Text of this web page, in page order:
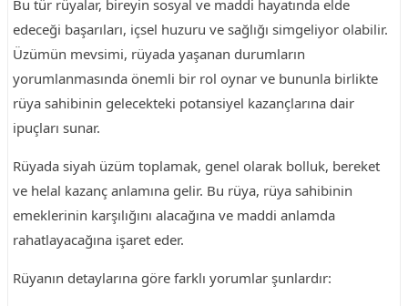
Bu tür rüyalar, bireyin sosyal ve maddi hayatında elde
edeceği başarıları, içsel huzuru ve sağlığı simgeliyor olabilir.
Üzümün mevsimi, rüyada yaşanan durumların
yorumlanmasında önemli bir rol oynar ve bununla birlikte
rüya sahibinin gelecekteki potansiyel kazançlarına dair
ipuçları sunar.
Rüyada siyah üzüm toplamak, genel olarak bolluk, bereket
ve helal kazanç anlamına gelir. Bu rüya, rüya sahibinin
emeklerinin karşılığını alacağına ve maddi anlamda
rahatlayacağına işaret eder.
Rüyanın detaylarına göre farklı yorumlar şunlardır: